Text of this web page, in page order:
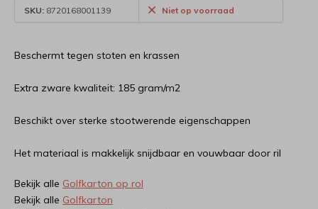
SKU: 8720168001139 Niet op voorraad
Beschermt tegen stoten en krassen
Extra zware kwaliteit: 185 gram/m2
Beschikt over sterke stootwerende eigenschappen
Het materiaal is makkelijk snijdbaar en vouwbaar door ril
Bekijk alle Golfkarton op rol
Bekijk alle Golfkarton